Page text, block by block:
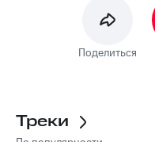
Поделиться
Треки